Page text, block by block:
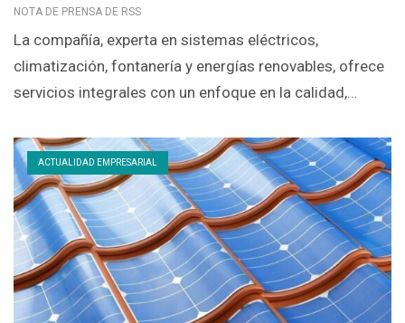
NOTA DE PRENSA DE RSS
La compañía, experta en sistemas eléctricos,
climatización, fontanería y energías renovables, ofrece
servicios integrales con un enfoque en la calidad,…
ACTUALIDAD EMPRESARIAL